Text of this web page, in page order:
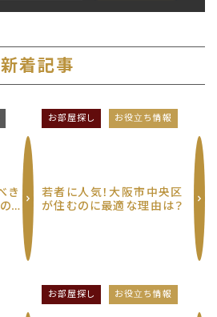
新着記事
き
お部屋探し お役立ち情報
若者に人気！大阪市中央区
が住むのに最適な理由は？
お部屋探し お役立ち情報